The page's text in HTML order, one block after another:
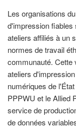
Les organisations
d'impression fiables
ateliers affiliés à un
normes de travail
communauté. Cette
ateliers
numériques de
PPPWU et le Allied
service de
de données